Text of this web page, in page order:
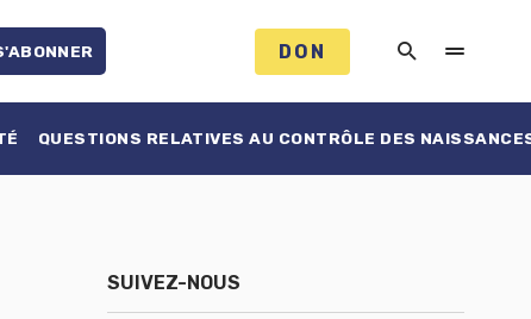
DON
QUESTIONS RELATIVES AU CONTRÔLE DES
SUIVEZ-NOUS